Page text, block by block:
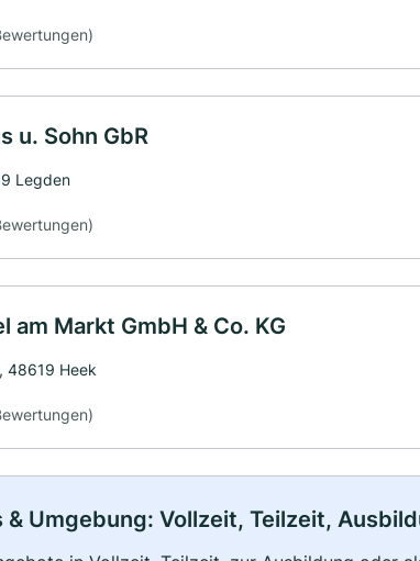
u. Sohn GbR
Legden
am Markt GmbH & Co. KG
48619 Heek
& Umgebung: Vollzeit, Teilzeit,